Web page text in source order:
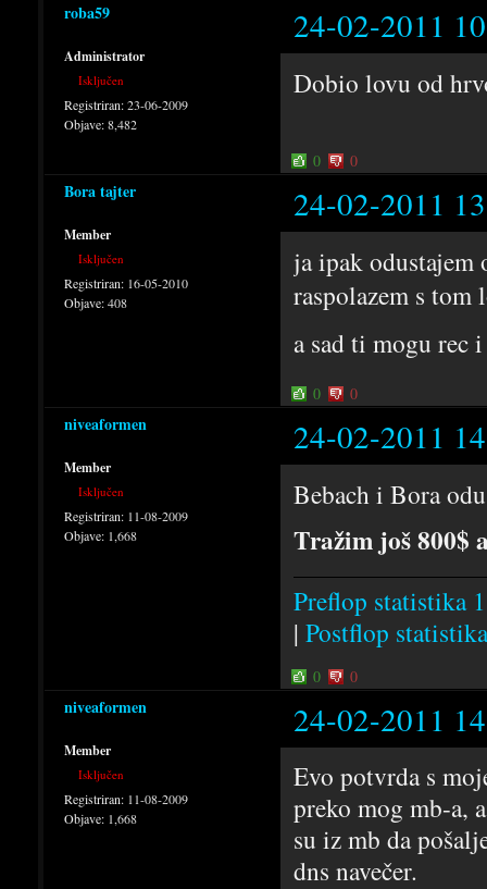
roba59 24-02-2011
Administrator
Isključen
Registriran:23-06-2009
Objave:8,482
Dobio lovu od
0 0
Bora tajter 24-02-2011
Member
Isključen
Registriran: 16-05-2010
Objave:408
ja ipak
raspolazem s
a sad ti mogu rec
0 0
niveaformen 24-02-2011
Member
Isključen
Registriran: 11-08-2009
Objave: 1,668
Bebach i Bora
Tražim još 800$
Preflop statistika
| Postflop
0 0
niveaformen 24-02-2011
Member
Isključen
Registriran: 11-08-2009
Objave: 1,668
Evo potvrda s
preko mog mb-a,
su iz mb da
dns navečer.